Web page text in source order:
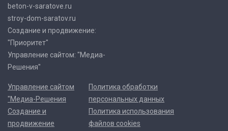
beton-v-saratove.ru
stroy-dom-saratov.ru
Создание и продвижение:
"Приоритет"
Управление сайтом: "Медиа-
Решения"
Управление сайтом
"Медиа-Решения
Создание и
продвижение
Политика обработки
персональных данных
Политика использования
файлов cookies